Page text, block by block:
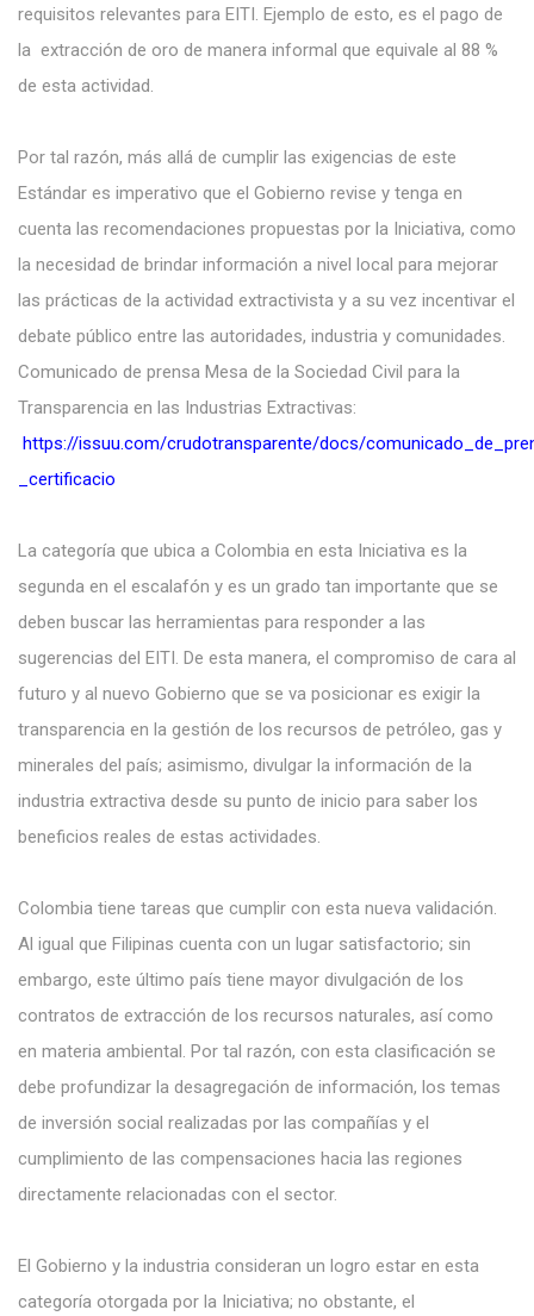
requisitos relevantes para EITI. Ejemplo de esto, es el pago de
la extracción de oro de manera informal que equivale al 88 %
de esta actividad.
Por tal razón, más allá de cumplir las exigencias de este
Estándar es imperativo que el Gobierno revise y tenga en
cuenta las recomendaciones propuestas por la Iniciativa, como
la necesidad de brindar información a nivel local para mejorar
las prácticas de la actividad extractivista y a su vez incentivar el
debate público entre las autoridades, industria y comunidades.
Comunicado de prensa Mesa de la Sociedad Civil para la
Transparencia en las Industrias Extractivas:
https://issuu.com/crudotransparente/docs/
_certificacio
La categoría que ubica a Colombia en esta Iniciativa es la
segunda en el escalafón y es un grado tan importante que se
deben buscar las herramientas para responder a las
sugerencias del EITI. De esta manera, el compromiso de cara al
futuro y al nuevo Gobierno que se va posicionar es exigir la
transparencia en la gestión de los recursos de petróleo, gas y
minerales del país; asimismo, divulgar la información de la
industria extractiva desde su punto de inicio para saber los
beneficios reales de estas actividades.
Colombia tiene tareas que cumplir con esta nueva validación.
Al igual que Filipinas cuenta con un lugar satisfactorio; sin
embargo, este último país tiene mayor divulgación de los
contratos de extracción de los recursos naturales, así como
en materia ambiental. Por tal razón, con esta clasificación se
debe profundizar la desagregación de información, los temas
de inversión social realizadas por las compañías y el
cumplimiento de las compensaciones hacia las regiones
directamente relacionadas con el sector.
El Gobierno y la industria consideran un logro estar en esta
categoría otorgada por la Iniciativa; no obstante, el